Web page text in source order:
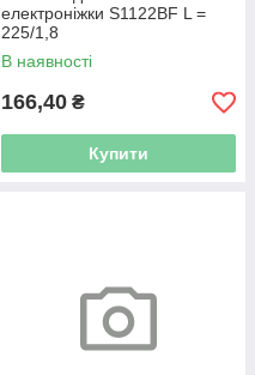
електроніжки S1122BF L =
225/1,8
В наявності
166,40 ₴
Купити